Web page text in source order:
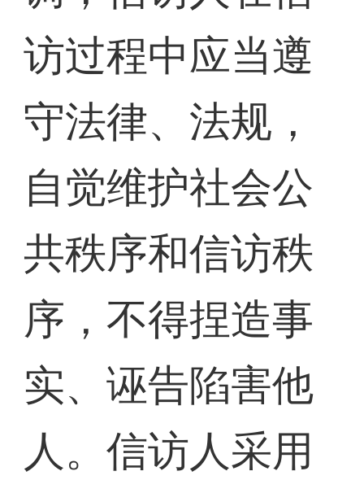
访过程中应当遵
守法律、法规，
自觉维护社会公
共秩序和信访秩
序，不得捏造事
实、诬告陷害他
人。信访人采用